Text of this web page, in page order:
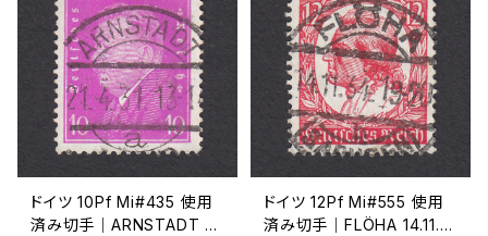
ドイツ 10Pf Mi#435 使用
済み切手｜ARNSTADT 2
ドイツ 12Pf Mi#555 使用
済み切手｜FLÖHA 14.11.19